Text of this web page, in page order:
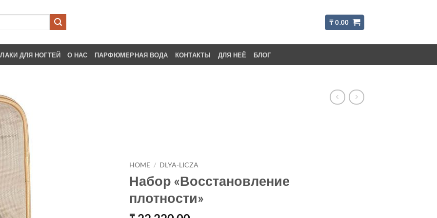
₸0.00
ЛАКИ ДЛЯ НОГТЕЙ О НАС ПАРФЮМЕРНАЯ ВОДА КОНТАКТЫ ДЛЯ НЕЁ БЛОГ
HOME / DLYA-LICZA
Набор «Восстановление
плотности»